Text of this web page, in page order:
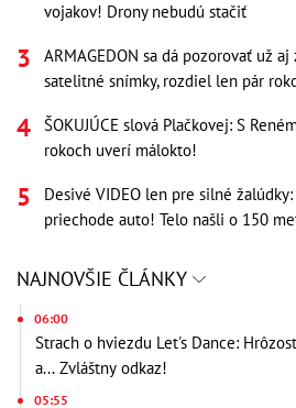
vojakov! Drony nebudú stačiť
ARMAGEDON sa dá pozorovať už
satelitné snímky, rozdiel len pár
ŠOKUJÚCE slová Plačkovej: S
rokoch uverí málokto!
Desivé VIDEO len pre silné
priechode auto! Telo našli o 150
NAJNOVŠIE ČLÁNKY
06:00
Strach o hviezdu Let's Dance:
a... Zvláštny odkaz!
05:55